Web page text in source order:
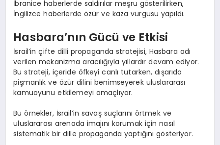
İbranice haberlerde saldırılar meşru gösterilirken,
İngilizce haberlerde özür ve kaza vurgusu yapıldı.
Hasbara’nın Gücü ve Etkisi
İsrail’in çifte dilli propaganda stratejisi, Hasbara adı
verilen mekanizma aracılığıyla yıllardır devam ediyor.
Bu strateji, içeride öfkeyi canlı tutarken, dışarıda
pişmanlık ve özür dilini benimseyerek uluslararası
kamuoyunu etkilemeyi amaçlıyor.
Bu örnekler, İsrail’in savaş suçlarını örtmek ve
uluslararası arenada imajını korumak için nasıl
sistematik bir dille propaganda yaptığını gösteriyor.